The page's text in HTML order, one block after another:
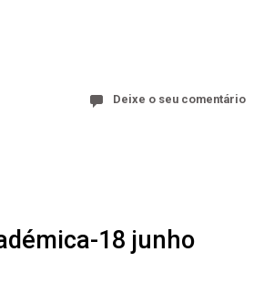
Deixe o seu comentário
18 junho